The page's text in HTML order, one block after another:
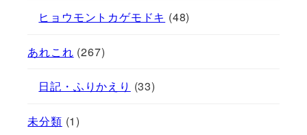
ヒョウモントカゲモドキ (48)
あれこれ (267)
日記・ふりかえり (33)
未分類 (1)